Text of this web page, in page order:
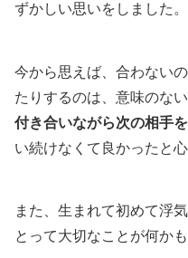
ずかしい思いをしました。
今から思えば、合わない
たりするのは、意味のない
付き合いながら次の相手
い続けなくて良かったと
また、生まれて初めて浮
とって大切なことが何か